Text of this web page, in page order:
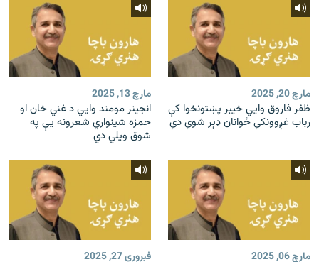
مارچ 20, 2025
ظفر فاروق وايي خيبر پښتونخوا کې
رباب غږوونکي ځوانان ډېر شوي دي
مارچ 13, 2025
انجینر مومند وايي د غني خان او
حمزه شينواري شعرونه يې په
شوق ويلي دي
مارچ 06, 2025 فبروري 27, 2025